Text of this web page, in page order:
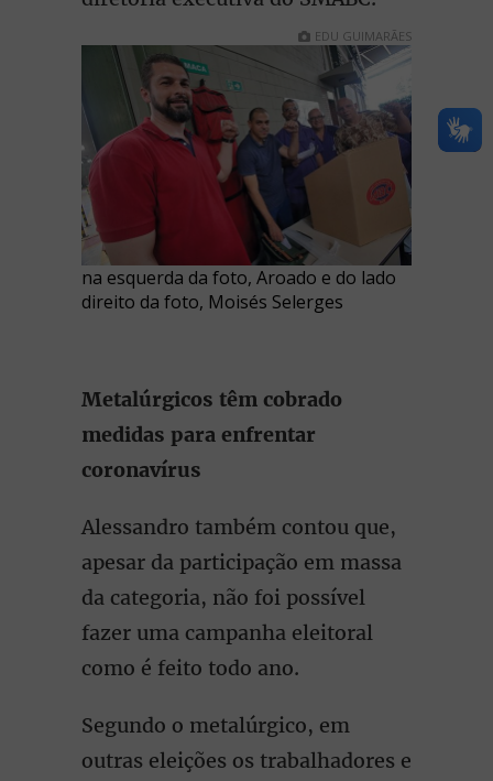
EDU GUIMARÃES
na esquerda da foto, Aroado e do lado
direito da foto, Moisés Selerges
Metalúrgicos têm cobrado
medidas para enfrentar
coronavírus
Alessandro também contou que,
apesar da participação em massa
da categoria, não foi possível
fazer uma campanha eleitoral
como é feito todo ano.
Segundo o metalúrgico, em
outras eleições os trabalhadores e